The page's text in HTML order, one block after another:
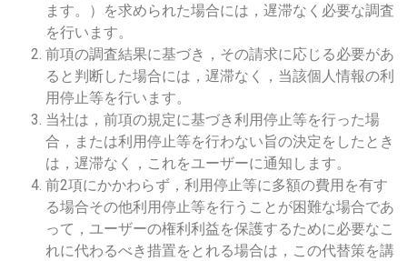
ます。）を求められた場合には，遅滞なく必要な調査
を行います。
前項の調査結果に基づき，その請求に応じる必要があ
ると判断した場合には，遅滞なく，当該個人情報の利
用停止等を行います。
当社は，前項の規定に基づき利用停止等を行った場
合，または利用停止等を行わない旨の決定をしたとき
は，遅滞なく，これをユーザーに通知します。
前2項にかかわらず，利用停止等に多額の費用を有す
る場合その他利用停止等を行うことが困難な場合であ
って，ユーザーの権利利益を保護するために必要なこ
れに代わるべき措置をとれる場合は，この代替策を講